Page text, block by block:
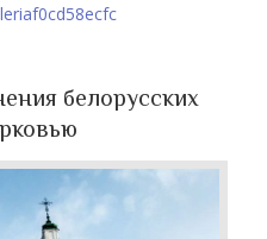
белорусских